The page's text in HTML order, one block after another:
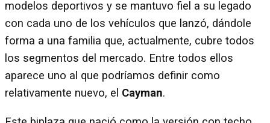
modelos deportivos y se mantuvo fiel a su legado
con cada uno de los vehículos que lanzó, dándole
forma a una familia que, actualmente, cubre todos
los segmentos del mercado. Entre todos ellos
aparece uno al que podríamos definir como
relativamente nuevo, el Cayman.